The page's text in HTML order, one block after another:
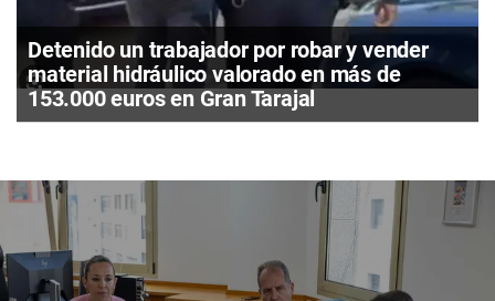
Detenido un trabajador por robar y vender
material hidráulico valorado en más de
153.000 euros en Gran Tarajal